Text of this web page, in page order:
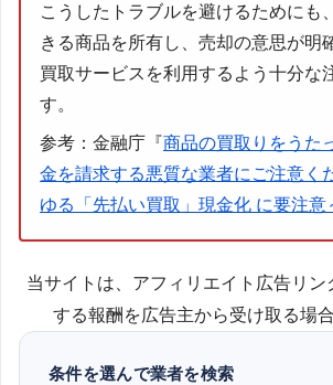
こうしたトラブルを避けるためにも
きる商品を所有し、売却の意思が明
買取サービスを利用するよう十分な
す。
参考：金融庁『商品の買取りをうた
金を請求する悪質な業者にご注意く
ゆる「先払い買取」現金化 に要注意
当サイトは、アフィリエイト広告リン
する報酬を広告主から受け取る場
条件を選んで業者を検索